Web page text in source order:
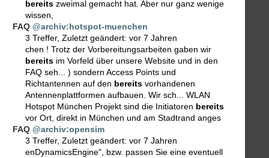
bereits zweimal gemacht hat. Aber nur ganz wenige
wissen,
FAQ @archiv:hotspot-muenchen
3 Treffer, Zuletzt geändert: vor 7 Jahren
chen ! Trotz der Vorbereitungsarbeiten gaben wir
bereits im Vorfeld über unsere Website und in den
FAQ seh... ) sondern Access Points und
Richtantennen auf den bereits vorhandenen
Antennenplattformen aufbauen. Wir sch... WLAN
Hotspot München Projekt sind die Initiatoren bereits
vor Ort, direkt in München und am Stadtrand anges
FAQ @archiv:opensim
3 Treffer, Zuletzt geändert: vor 7 Jahren
enDynamicsEngine", bzw. passen Sie eine eventuell